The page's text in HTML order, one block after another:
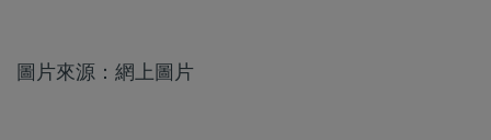
圖片來源：網上圖片